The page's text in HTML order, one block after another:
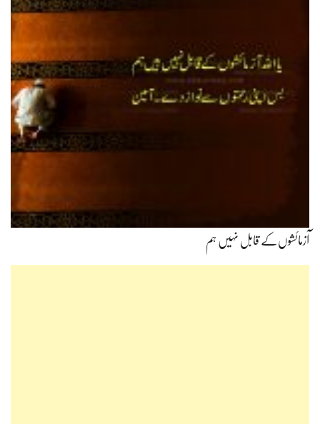
آزمائشوں‌کے قابل نہیں ہم